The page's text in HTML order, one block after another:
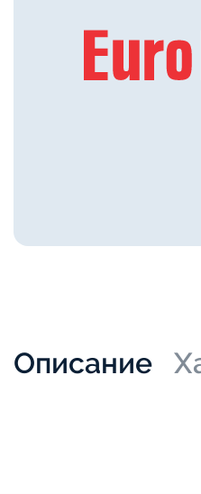
Описание